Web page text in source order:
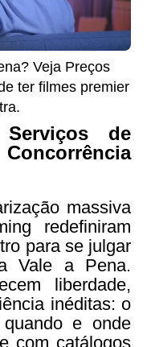
Veja Preços
ter filmes premier
de
massiva
redefiniram
para se julgar
Vale a Pena.
liberdade,
inéditas: o
e onde
com catálogos